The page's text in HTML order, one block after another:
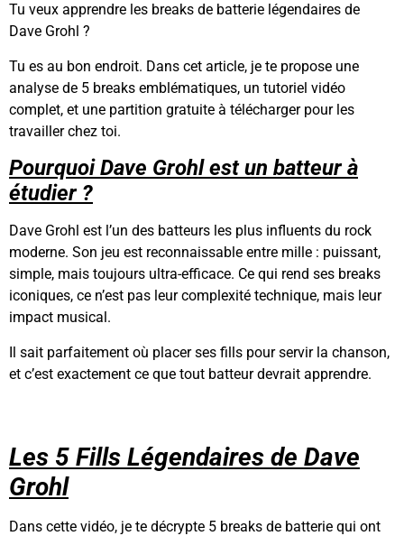
Tu veux apprendre les breaks de batterie légendaires de
Dave Grohl ?
Tu es au bon endroit. Dans cet article, je te propose une
analyse de 5 breaks emblématiques, un tutoriel vidéo
complet, et une partition gratuite à télécharger pour les
travailler chez toi.
Pourquoi Dave Grohl est un batteur à
étudier ?
Dave Grohl est l’un des batteurs les plus influents du rock
moderne. Son jeu est reconnaissable entre mille : puissant,
simple, mais toujours ultra-efficace. Ce qui rend ses breaks
iconiques, ce n’est pas leur complexité technique, mais leur
impact musical.
Il sait parfaitement où placer ses fills pour servir la chanson,
et c’est exactement ce que tout batteur devrait apprendre.
Les 5 Fills Légendaires de Dave
Grohl
Dans cette vidéo, je te décrypte 5 breaks de batterie qui ont